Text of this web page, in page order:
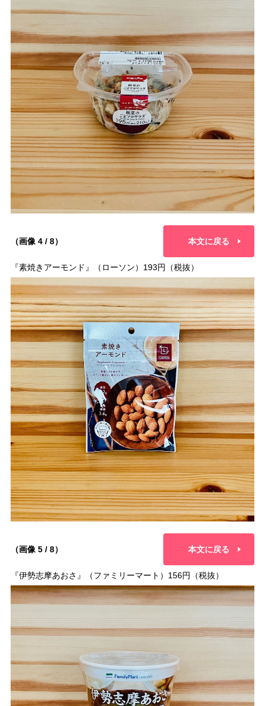
（画像 4 / 8） 本文に戻る
『素焼きアーモンド』（ローソン）193円（税抜）
（画像 5 / 8） 本文に戻る
『伊勢志摩あおさ』（ファミリーマート）156円（税抜）